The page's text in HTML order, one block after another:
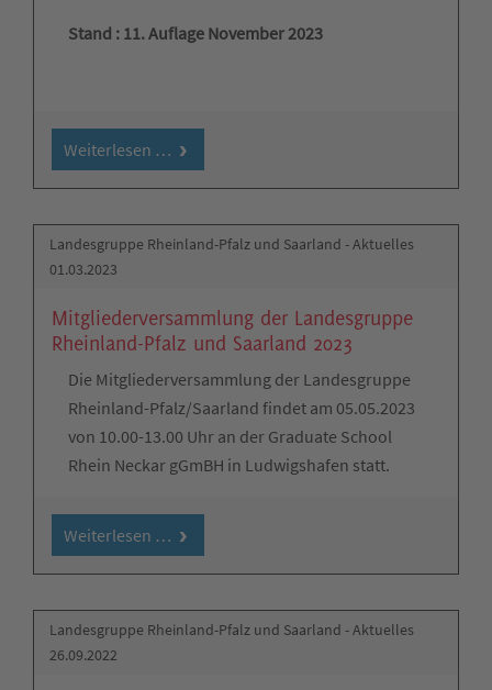
Stand : 11. Auflage November 2023
Weiterlesen …
Landesgruppe Rheinland-Pfalz und Saarland - Aktuelles
01.03.2023
Mitgliederversammlung der Landesgruppe
Rheinland-Pfalz und Saarland 2023
Die Mitgliederversammlung der Landesgruppe
Rheinland-Pfalz/Saarland findet am 05.05.2023
von 10.00-13.00 Uhr an der Graduate School
Rhein Neckar gGmBH in Ludwigshafen statt.
Weiterlesen …
Landesgruppe Rheinland-Pfalz und Saarland - Aktuelles
26.09.2022